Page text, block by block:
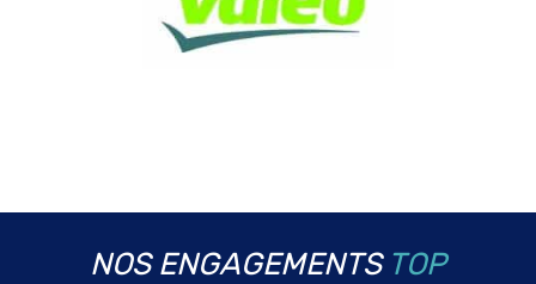
NOS ENGAGEMENTS TOP